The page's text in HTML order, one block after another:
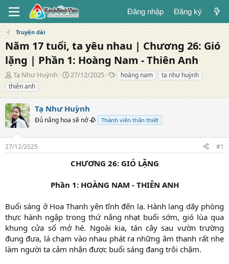
Đăng nhập Đăng ký
Truyện dài
Năm 17 tuổi, ta yêu nhau | Chương 26: Gió
lặng | Phần 1: Hoàng Nam - Thiên Anh
T
á
c
g
i
ả
Tạ Như Huỳnh
N
g
à
đ
ă
g
27/12/2025
T
ừ
k
a
hoàng nam
tạ như huỳnh
thiên anh
Tạ Như Huỳnh
Đủ nắng hoa sẽ nở 🥀 Thành viên thân thiết
27/12/2025 #1
CHƯƠNG 26: GIÓ LẶNG
Phần 1: HOÀNG NAM - THIÊN ANH
Buổi sáng ở Hoa Thanh yên tĩnh đến lạ. Hành lang dãy phòng
thực hành ngập trong thứ nắng nhạt buổi sớm, gió lùa qua
khung cửa sổ mở hé. Ngoài kia, tán cây sau vườn trường
đung đưa, lá chạm vào nhau phát ra những âm thanh rất nhẹ
làm người ta cảm nhận được buổi sáng đang trôi chậm.